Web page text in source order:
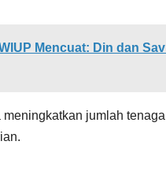
Mencuat: Din dan
jumlah